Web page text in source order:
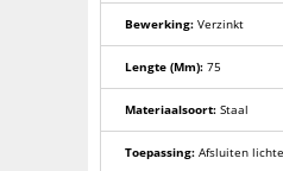
Bewerking: Verzinkt
Lengte (mm): 75
Materiaalsoort: Staal
Toepassing: Afsluiten